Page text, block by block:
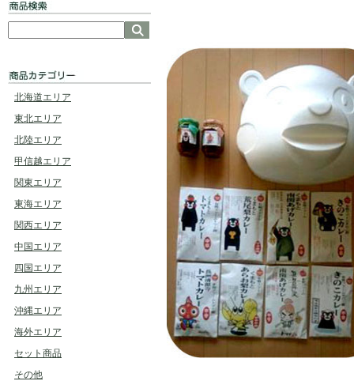
北海道エリア
東北エリア
北陸エリア
甲信越エリア
関東エリア
東海エリア
関西エリア
中国エリア
四国エリア
九州エリア
沖縄エリア
海外エリア
セット商品
その他